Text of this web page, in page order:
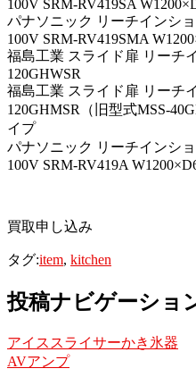
100V SRM-RV419SA
パナソニック リーチインシ
100V SRM-RV419SMA
福島工業 スライド扉 リーチ
120GHWSR
福島工業 スライド扉 リーチ
120GHMSR（旧型式MSS-
イプ
パナソニック リーチインシ
100V SRM-RV419A
買取申し込み
タグ:item, kitchen
投稿ナビゲーショ
アイススライサーかき氷器
AVアンプ